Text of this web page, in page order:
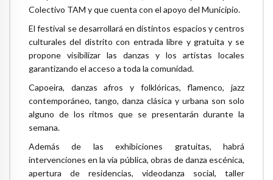
Colectivo TAM y que cuenta con el apoyo del Municipio.
El festival se desarrollará en distintos espacios y centros
culturales del distrito con entrada libre y gratuita y se
propone visibilizar las danzas y los artistas locales
garantizando el acceso a toda la comunidad.
Capoeira, danzas afros y folklóricas, flamenco, jazz
contemporáneo, tango, danza clásica y urbana son solo
alguno de los ritmos que se presentarán durante la
semana.
Además de las exhibiciones gratuitas, habrá
intervenciones en la vía pública, obras de danza escénica,
apertura de residencias, videodanza social, taller